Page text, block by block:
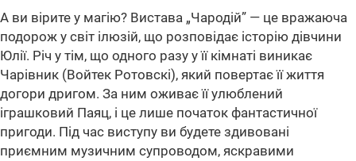
А ви вірите у магію? Вистава „Чародій” — це вражаюча
подорож у світ ілюзій, що розповідає історію дівчини
Юлії. Річ у тім, що одного разу у її кімнаті виникає
Чарівник (Войтек Ротовскі), який повертає її життя
догори дригом. За ним оживає її улюблений
іграшковий Паяц, і це лише початок фантастичної
пригоди. Під час виступу ви будете здивовані
приємним музичним супроводом, яскравими